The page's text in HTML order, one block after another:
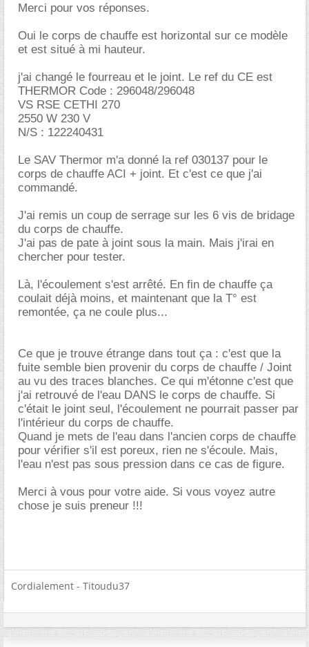
Merci pour vos réponses.
Oui le corps de chauffe est horizontal sur ce modèle
et est situé à mi hauteur.
j'ai changé le fourreau et le joint. Le ref du CE est
THERMOR Code : 296048/296048
VS RSE CETHI 270
2550 W 230 V
N/S : 122240431
Le SAV Thermor m'a donné la ref 030137 pour le
corps de chauffe ACI + joint. Et c'est ce que j'ai
commandé.
J'ai remis un coup de serrage sur les 6 vis de bridage
du corps de chauffe.
J'ai pas de pate à joint sous la main. Mais j'irai en
chercher pour tester.
Là, l'écoulement s'est arrêté. En fin de chauffe ça
coulait déjà moins, et maintenant que la T° est
remontée, ça ne coule plus...
Ce que je trouve étrange dans tout ça : c'est que la
fuite semble bien provenir du corps de chauffe / Joint
au vu des traces blanches. Ce qui m'étonne c'est que
j'ai retrouvé de l'eau DANS le corps de chauffe. Si
c'était le joint seul, l'écoulement ne pourrait passer par
l'intérieur du corps de chauffe.
Quand je mets de l'eau dans l'ancien corps de chauffe
pour vérifier s'il est poreux, rien ne s'écoule. Mais,
l'eau n'est pas sous pression dans ce cas de figure.
Merci à vous pour votre aide. Si vous voyez autre
chose je suis preneur !!!
Cordialement - Titoudu37